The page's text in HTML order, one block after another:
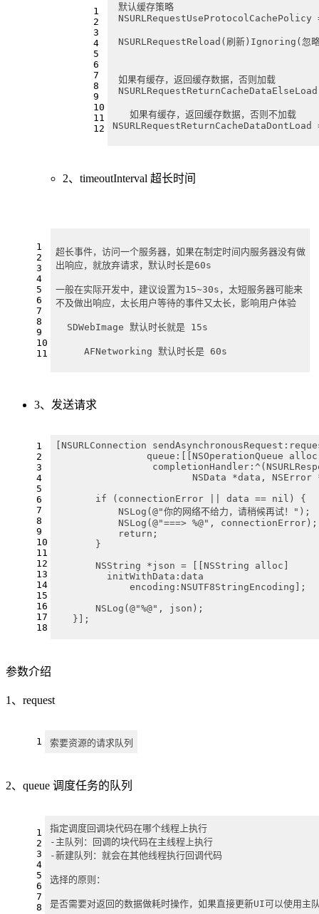
1
2
3
4
5
6
7
8
9
10
11
12
默认缓存策略
NSURLRequestReload(刷新)Ignoring(忽
如果有缓存，返回缓存
   如果有缓存，返回缓存数据，否则不加载
2、timeoutInterval 超长时间
1
2
3
4
5
6
7
8
9
10
11
超长事件，访问一个服务器，如果在制定时间内服务器没有做
出响应，就放弃请求，默认时长是60s
一般在实际开发中，建议设置为15~30s，太短服务器可能来
不及做出响应，太长用户等待的事件又太长，影响用户体验
  SDWebImage 默认时长就是 15s
     AFNetworking 默认时长是 60s
3、发送请求
1
2
3
4
5
6
7
8
9
10
11
12
13
14
15
16
17
18
[NSURLConnection
queue:[[NSOperationQueue
NSData *data,
       if (connectionError || data == nil) {
           NSLog(@"你的网络不给力，请稍候再试！");
           NSLog(@"===> %@", connectionError);
           return;
       }
       NSString *json = [[NSString alloc]
       	 initWithData:data
       	     encoding:NSUTF8StringEncoding];
       NSLog(@"%@", json);
   }];
参数介绍
1、request
1 索要资源的请求队列
2、queue 调度任务的队列
1
2
3
4
5
6
7
8
指定调度回调块代码在哪个线程上执行
-主队列：回调的块代码在主线程上执行
-新建队列：就会在其他线程执行回调代码
选择的原则：
是否需要对返回的数据做耗时操作，如果直接更新UI可以使用主